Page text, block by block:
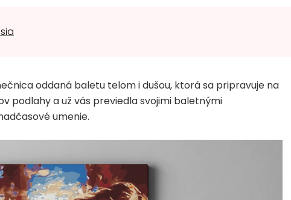
oddaná baletu telom i dušou, ktorá sa pripravuje na
podlahy a už vás previedla svojimi baletnými
umenie.